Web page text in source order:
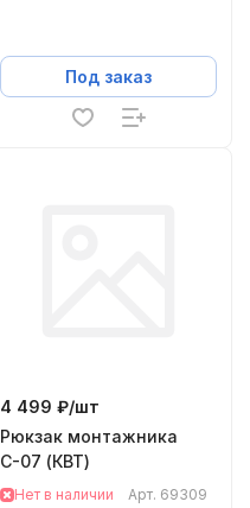
Под заказ
4 499 ₽/шт
Рюкзак монтажника
С-07 (КВТ)
Нет в наличии Арт. 69309